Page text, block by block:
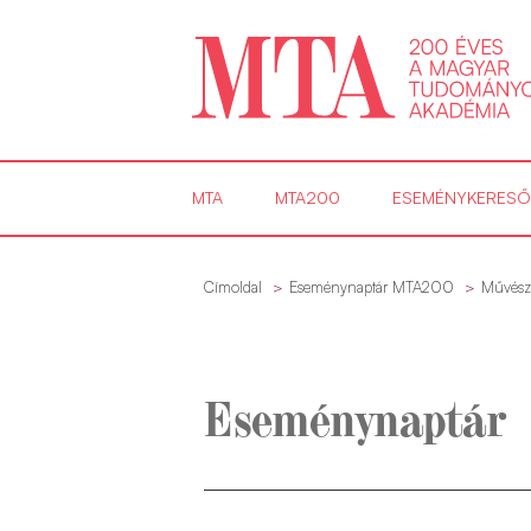
MTA MTA200 ESEMÉNYKERESŐ
Címoldal Eseménynaptár MTA200
Eseménynaptár